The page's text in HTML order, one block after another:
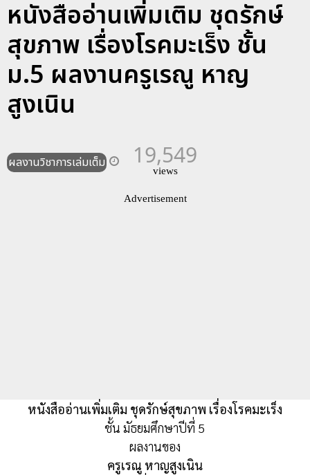
หนังสืออ่านเพิ่มเติม ชุดรักษ์
สุขภาพ เรื่องโรคมะเร็ง ชั้น
ม.5 ผลงานครูเรณู หาญ
สูงเนิน
ผลงานวิชาการเล่มเต็ม 19,549
views
Advertisement
หนังสืออ่านเพิ่มเติม ชุดรักษ์สุขภาพ เรื่องโรคมะเร็ง
ชั้น มัธยมศึกษาปีที่ 5
ผลงานของ
ครูเรณู หาญสูงเนิน